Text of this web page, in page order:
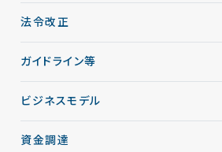
法令改正
ガイドライン等
ビジネスモデル
資金調達